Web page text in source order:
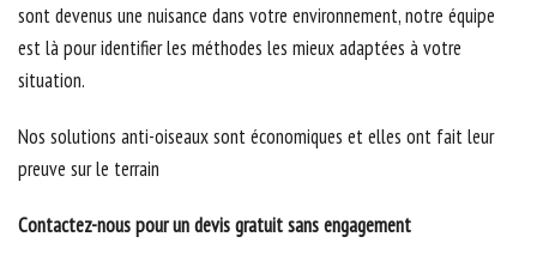
sont devenus une nuisance dans votre environnement, notre équipe
est là pour identifier les méthodes les mieux adaptées à votre
situation.
Nos solutions anti-oiseaux sont économiques et elles ont fait leur
preuve sur le terrain
Contactez-nous pour un devis gratuit sans engagement